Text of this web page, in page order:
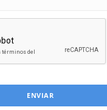
ENVIAR